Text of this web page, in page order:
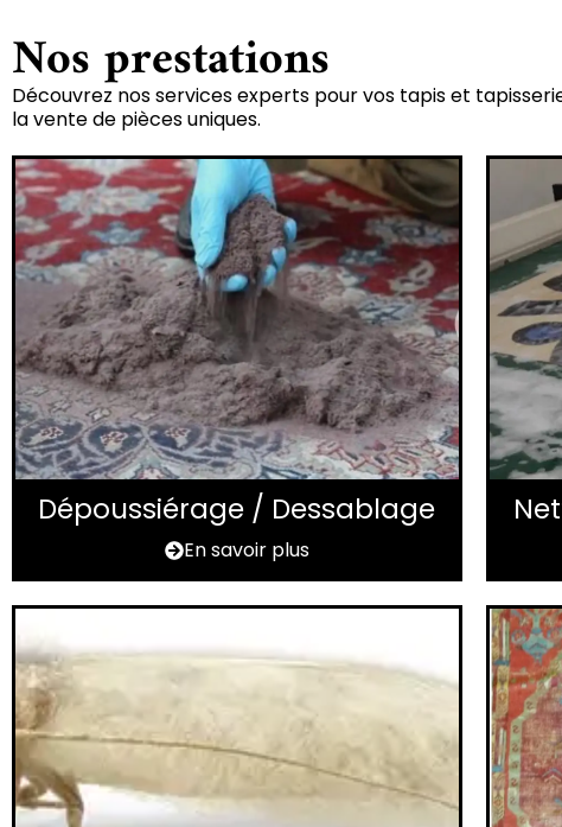
Nos prestations
Découvrez nos services experts pour vos tapis et
la vente de pièces uniques.
Dépoussiérage / Dessablage
En savoir plus